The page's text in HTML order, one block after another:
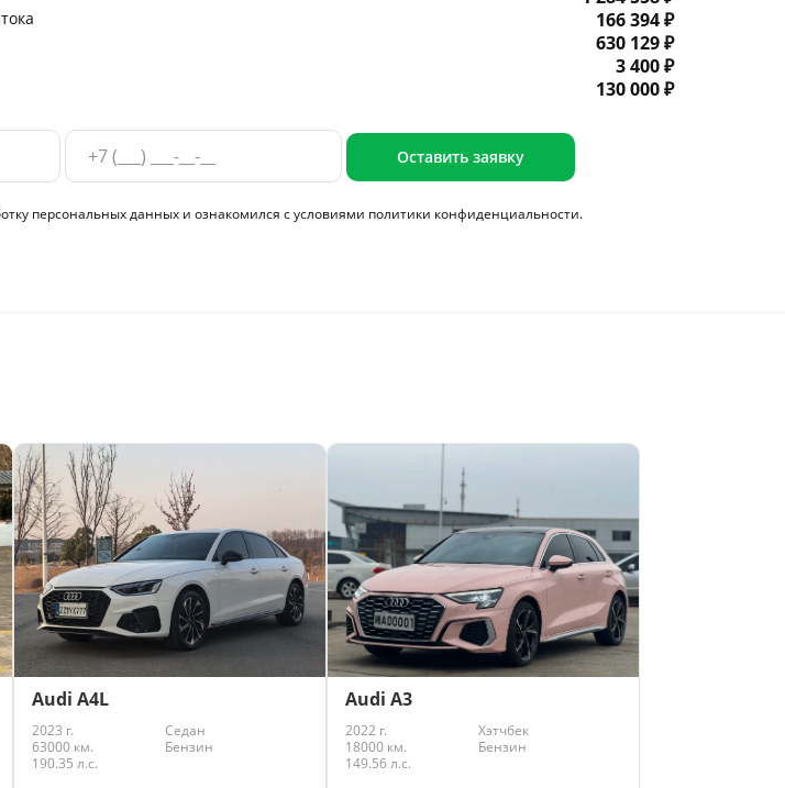
166 394 ₽
630 129 ₽
3 400 ₽
130 000 ₽
Оставить заявку
персональных данных и ознакомился с условиями политики конфиденциальности.
Audi A4L
2023 г.
Седан
63000 км.
Бензин
190.35 л.с.
Audi A3
2022 г.
Хэтчбек
18000 км.
Бензин
149.56 л.с.